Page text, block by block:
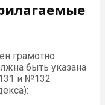
грамотно
быть указана
и №132